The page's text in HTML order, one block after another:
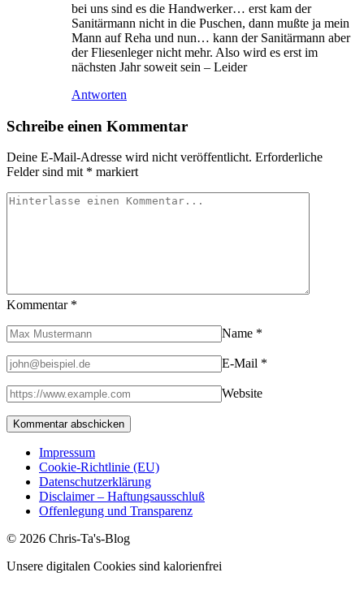
bei uns sind es die Handwerker… erst kam der
Sanitärmann nicht in die Puschen, dann mußte ja mein
Mann auf Reha und nun… kann der Sanitärmann aber
der Fliesenleger nicht mehr. Also wird es erst im
nächsten Jahr soweit sein – Leider
Antworten
Schreibe einen Kommentar
Deine E-Mail-Adresse wird nicht veröffentlicht. Erforderliche
Felder sind mit * markiert
Kommentar *
Name *
E-Mail *
Website
Impressum
Cookie-Richtlinie (EU)
Datenschutzerklärung
Disclaimer – Haftungsausschluß
Offenlegung und Transparenz
© 2026 Chris-Ta's-Blog
Unsere digitalen Cookies sind kalorienfrei